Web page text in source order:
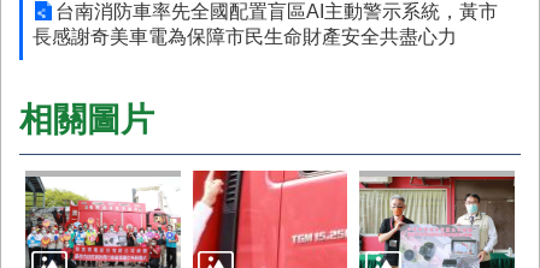
台南消防車率先全國配置盲區AI主動警示系統，黃市
長感謝奇美車電為保障市民生命財產安全共盡心力
相關圖片